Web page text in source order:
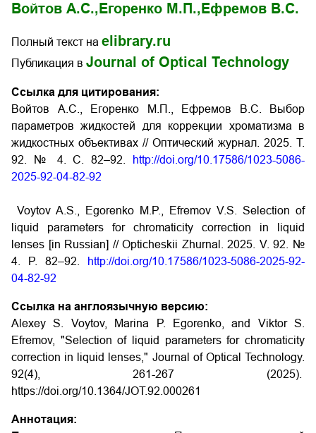
Войтов А.С., Егоренко М.П., Ефремов В.С.
Полный текст на elibrary.ru
Публикация в Journal of Optical Technology
Ссылка для цитирования:
Войтов А.С., Егоренко М.П., Ефремов В.С. Выбор
параметров жидкостей для коррекции хроматизма в
жидкостных объективах // Оптический журнал. 2025. Т.
92. № 4. С. 82–92.
http://doi.org/10.17586/1023-5086-
2025-92-04-82-92
Voytov A.S., Egorenko M.P., Efremov V.S. Selection of
liquid parameters for chromaticity correction in liquid
lenses [in Russian] // Opticheskii Zhurnal. 2025. V. 92. №
4. P. 82–92.
http://doi.org/10.17586/1023-5086-2025-92-
04-82-92
Ссылка на англоязычную версию:
Alexey S. Voytov, Marina P. Egorenko, and Viktor S.
Efremov, "Selection of liquid parameters for chromaticity
correction in liquid lenses," Journal of Optical Technology.
92(4), 261-267 (2025).
https://doi.org/10.1364/JOT.92.000261
Аннотация: